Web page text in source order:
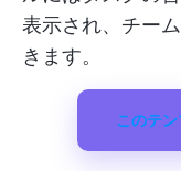
表示され、チー
きます。
このテ